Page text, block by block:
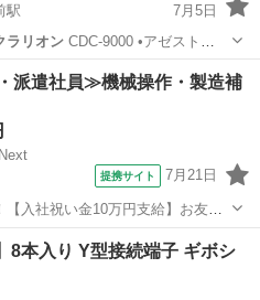
駅
7月5日
ラリオンCDC-9000 •アゼスト
カーオーディオ Clarion
派遣社員≫機械操作・製造補
提携サイト 7月21日
入社祝い金10万円支給】お友達
日＆休出なしでプライベート充
◎自社正社員登用制度あり★1食
その他
8本入り Y型接続端子 ギボシ